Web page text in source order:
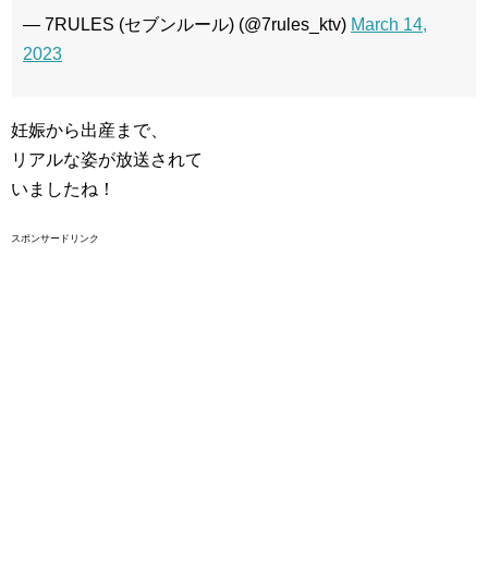
— 7RULES (セブンルール) (@7rules_ktv) March 14,
2023
妊娠から出産まで、
リアルな姿が放送されて
いましたね！
スポンサードリンク